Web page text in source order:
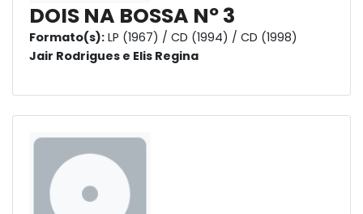
DOIS NA BOSSA Nº 3
Formato(s): LP (1967) / CD (1994) / CD (1998)
Jair Rodrigues e Elis Regina